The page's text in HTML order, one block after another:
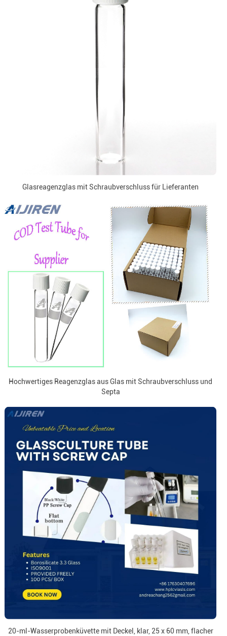
Glasreagenzglas mit Schraubverschluss für Lieferanten
Hochwertiges Reagenzglas aus Glas mit Schraubverschluss und
Septa
20-ml-Wasserprobenküvette mit Deckel, klar, 25 x 60 mm, flacher